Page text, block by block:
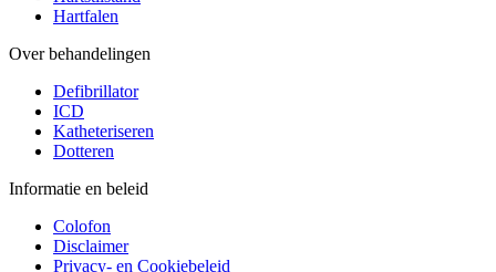
Hartfalen
Over behandelingen
Defibrillator
ICD
Katheteriseren
Dotteren
Informatie en beleid
Colofon
Disclaimer
Privacy- en Cookiebeleid